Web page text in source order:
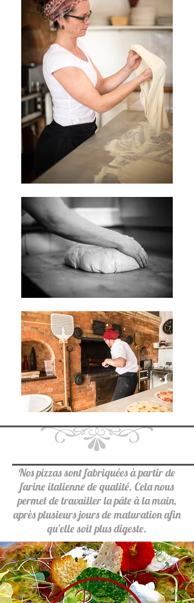
Nos pizzas sont fabriquées à partir de
farine italienne de qualité. Cela nous
permet de travailler la pâte à la main,
après plusieurs jours de maturation afin
qu'elle soit plus digeste.